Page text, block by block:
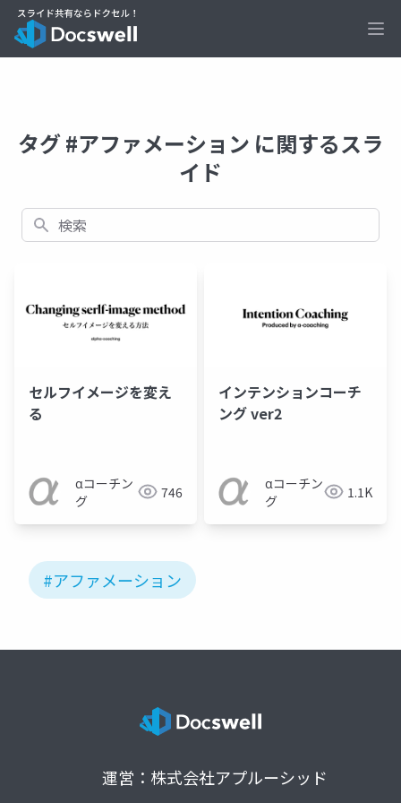
タグ #アファメーション に関するスラ
イド
検索
セルフイメージを変え
る
αコーチン
グ
746
インテンションコーチ
ング ver2
αコーチン
グ
1.1K
#アファメーション
運営：株式会社アプルーシッド